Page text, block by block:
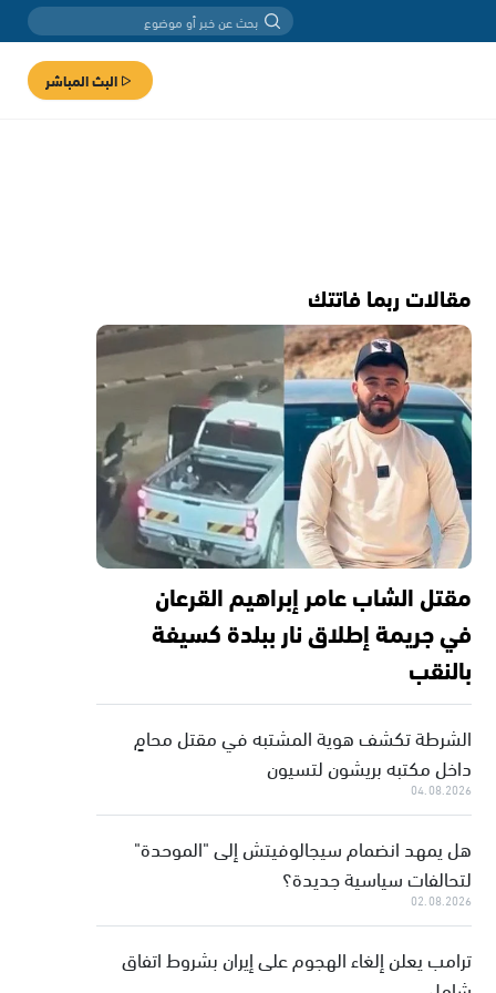
البث المباشر
مقالات ربما فاتتك
مقتل الشاب عامر إبراهيم القرعان
في جريمة إطلاق نار ببلدة كسيفة
بالنقب
الشرطة تكشف هوية المشتبه في مقتل محامٍ
داخل مكتبه بريشون لتسيون
04.08.2026
هل يمهد انضمام سيجالوفيتش إلى "الموحدة"
لتحالفات سياسية جديدة؟
02.08.2026
ترامب يعلن إلغاء الهجوم على إيران بشروط اتفاق